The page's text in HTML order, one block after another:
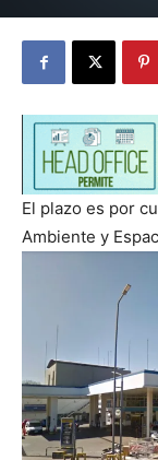
El plazo es por
Ambiente y